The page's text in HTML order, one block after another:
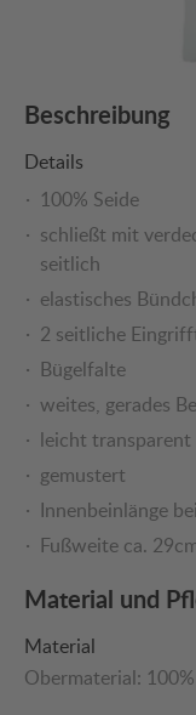
Beschreibung
Details
100% Seide
schließt mit
seitlich
elastisches
2 seitliche
Bügelfalte
weites, gerades
leicht transparent
gemustert
Innenbeinlänge
Fußweite ca.
Material und
Material
Obermaterial: